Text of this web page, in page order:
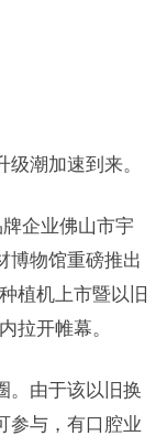
潮加速到来。
企业佛山市宇
博物馆重磅推出
植机上市暨以旧
拉开帷幕。
。由于该以旧换
参与，有口腔业